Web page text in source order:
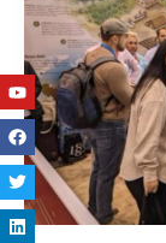
Youtube
Facebook
Twitter
Linkedin
Instagram